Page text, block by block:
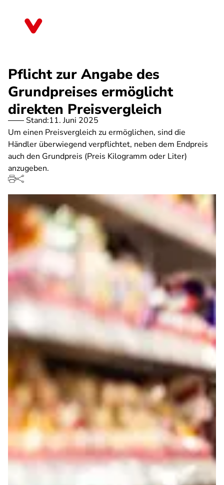
Pflicht zur Angabe des
Grundpreises ermöglicht
direkten Preisvergleich
Stand:11. Juni 2025
Um einen Preisvergleich zu ermöglichen, sind die
Händler überwiegend verpflichtet, neben dem Endpreis
auch den Grundpreis (Preis Kilogramm oder Liter)
anzugeben.